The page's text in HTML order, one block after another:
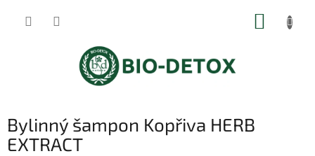
Bylinný šampon Kopřiva HERB
EXTRACT